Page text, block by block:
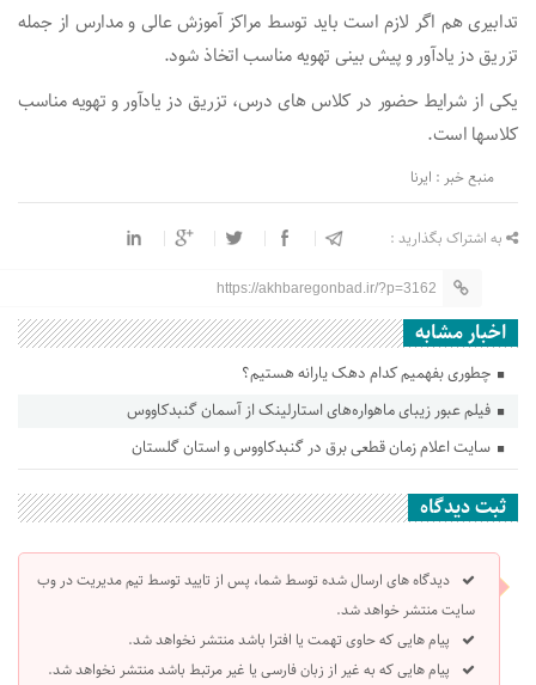
تدابیری هم اگر لازم است باید توسط مراکز آموزش عالی و مدارس از جمله
تزریق دز یادآور و پیش بینی تهویه مناسب اتخاذ شود.
یکی از شرایط حضور در کلاس های درس، تزریق دز یادآور و تهویه مناسب
کلاس‎ها است.
منبع خبر : ایرنا
به اشتراک بگذارید :
https://akhbaregonbad.ir/?p=3162
اخبار مشابه
چطوری بفهمیم کدام دهک یارانه هستیم؟
فیلم عبور زیبای ماهواره‌های استارلینک از آسمان گنبدکاووس
سایت اعلام زمان قطعی برق در‌ گنبدکاووس و استان گلستان
ثبت دیدگاه
دیدگاه های ارسال شده توسط شما، پس از تایید توسط تیم مدیریت در وب
سایت منتشر خواهد شد.
پیام هایی که حاوی تهمت یا افترا باشد منتشر نخواهد شد.
پیام هایی که به غیر از زبان فارسی یا غیر مرتبط باشد منتشر نخواهد شد.